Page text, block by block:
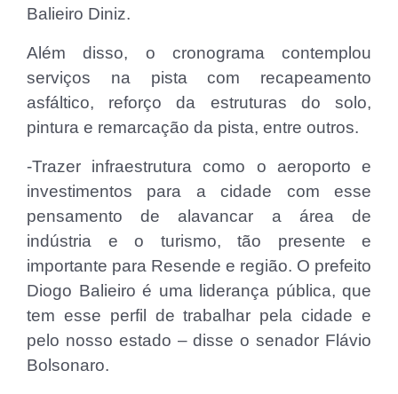
Balieiro Diniz.
Além disso, o cronograma contemplou
serviços na pista com recapeamento
asfáltico, reforço da estruturas do solo,
pintura e remarcação da pista, entre outros.
-Trazer infraestrutura como o aeroporto e
investimentos para a cidade com esse
pensamento de alavancar a área de
indústria e o turismo, tão presente e
importante para Resende e região. O prefeito
Diogo Balieiro é uma liderança pública, que
tem esse perfil de trabalhar pela cidade e
pelo nosso estado – disse o senador Flávio
Bolsonaro.